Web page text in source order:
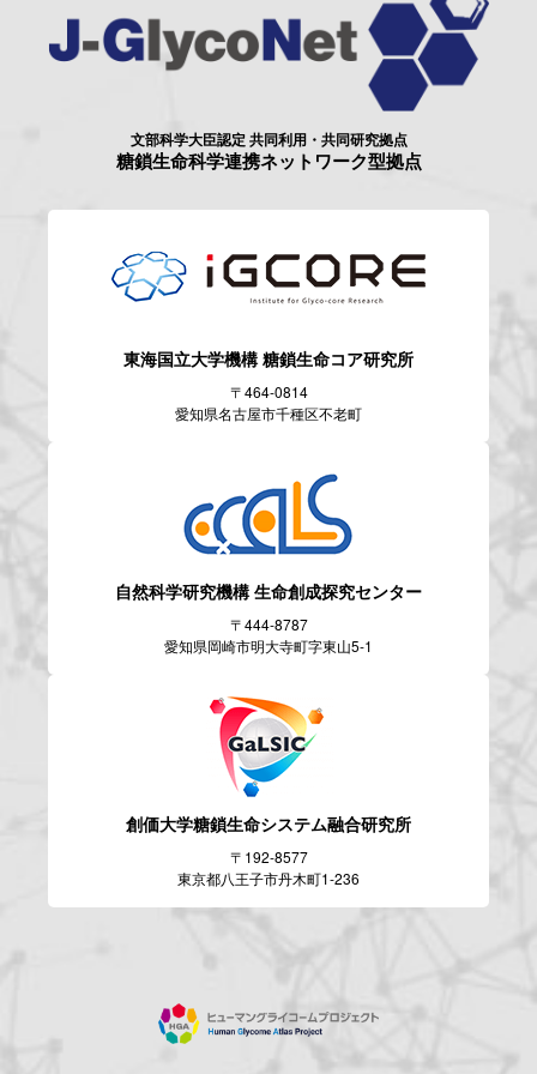
文部科学大臣認定 共同利用・共同研究拠点
糖鎖生命科学連携ネットワーク型拠点
東海国立大学機構糖鎖生命コア研究所
〒464-0814
愛知県名古屋市千種区不老町
自然科学研究機構生命創成探究センター
〒444-8787
愛知県岡崎市明大寺町字東山5-1
創価大学糖鎖生命システム融合研究所
〒192-8577
東京都八王子市丹木町1-236